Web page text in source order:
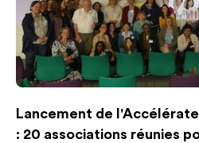
Lancement de
: 20 associations réunies